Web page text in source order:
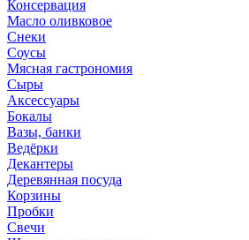
Консервация
Масло оливковое
Снеки
Соусы
Мясная гастрономия
Сыры
Аксессуары
Бокалы
Вазы, банки
Ведёрки
Декантеры
Деревянная посуда
Корзины
Пробки
Свечи